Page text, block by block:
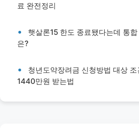
료 완전정리
햇살론15 한도 종료됐다는데 통
은?
청년도약장려금 신청방법 대상
1440만원 받는법